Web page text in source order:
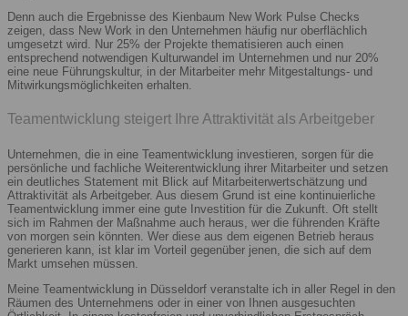
Denn auch die Ergebnisse des Kienbaum New Work Pulse Checks
zeigen, dass New Work in den Unternehmen häufig nur oberflächlich
umgesetzt wird. Nur 25% der Projekte thematisieren auch einen
entsprechend notwendigen Kulturwandel im Unternehmen und nur 20%
eine neue Führungskultur, in der Mitarbeiter mehr Mitgestaltungs- und
Mitwirkungsmöglichkeiten erhalten.
Teamentwicklung steigert Ihre Attraktivität als Arbeitgeber
Unternehmen, die in eine Teamentwicklung investieren, sorgen für die
persönliche und fachliche Weiterentwicklung ihrer Mitarbeiter und setzen
ein deutliches Statement mit Blick auf Mitarbeiterwertschätzung und
Attraktivität als Arbeitgeber. Aus diesem Grund ist eine kontinuierliche
Teamentwicklung immer eine gute Investition für die Zukunft. Oft stellt
sich im Rahmen der Maßnahme auch heraus, wer die führenden Kräfte
von morgen sein könnten. Wer diese aus dem eigenen Betrieb heraus
generieren kann, ist klar im Vorteil gegenüber jenen, die sich auf dem
Markt umsehen müssen.
Meine Teamentwicklung in Düsseldorf veranstalte ich in aller Regel in den
Räumen des Unternehmens oder in einer von Ihnen ausgesuchten